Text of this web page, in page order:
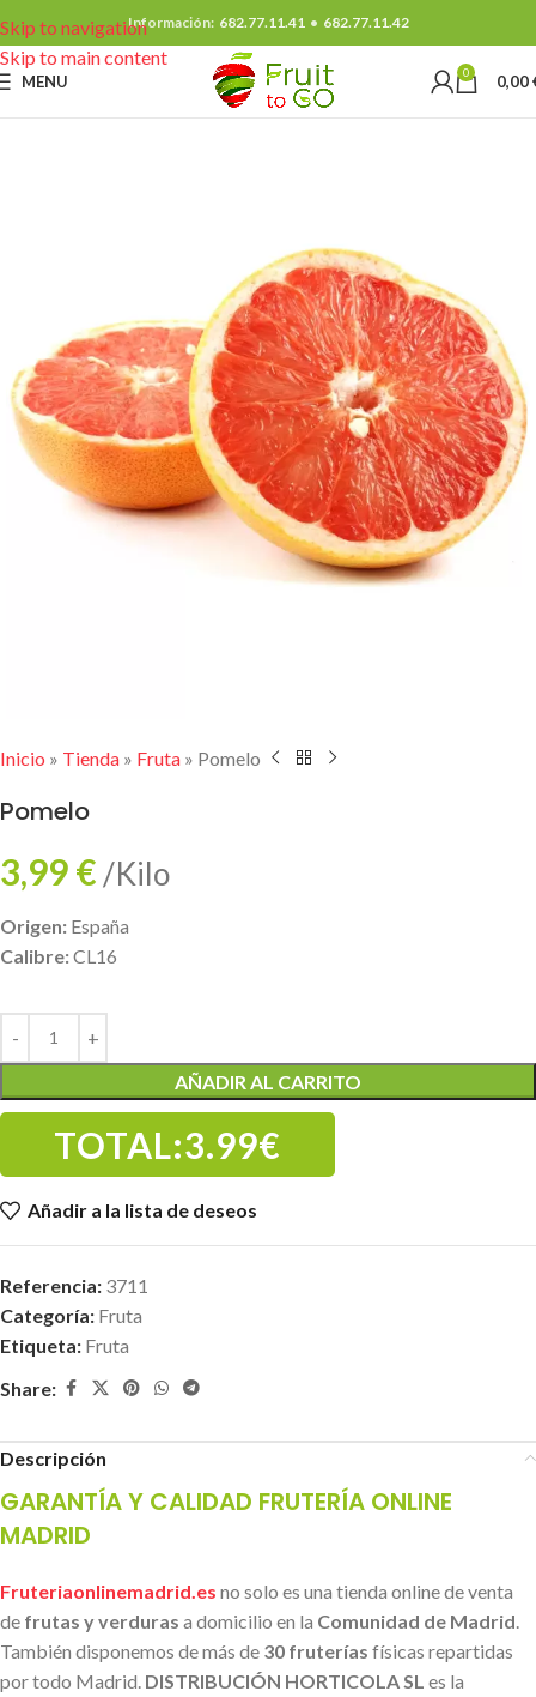
Skip to navigation
Skip to main content
Información: 682.77.11.41• 682.77.11.42
MENU 0 0,00
Inicio » Tienda » Fruta » Pomelo
Pomelo
3,99€ /Kilo
Origen: España
Calibre:CL16
AÑADIR AL CARRITO
TOTAL:3.99€
Añadir a la lista de deseos
Referencia: 3711
Categoría: Fruta
Etiqueta: Fruta
Share:
Descripción
GARANTÍA Y CALIDAD FRUTERÍA ONLINE
MADRID
Fruteriaonlinemadrid.es no solo es una tienda online de venta
de frutas y verduras a domicilio en la Comunidad de Madrid
También disponemos de más de 30 fruterías físicas repartidas
por todo Madrid. DISTRIBUCIÓN HORTICOLA SL es la